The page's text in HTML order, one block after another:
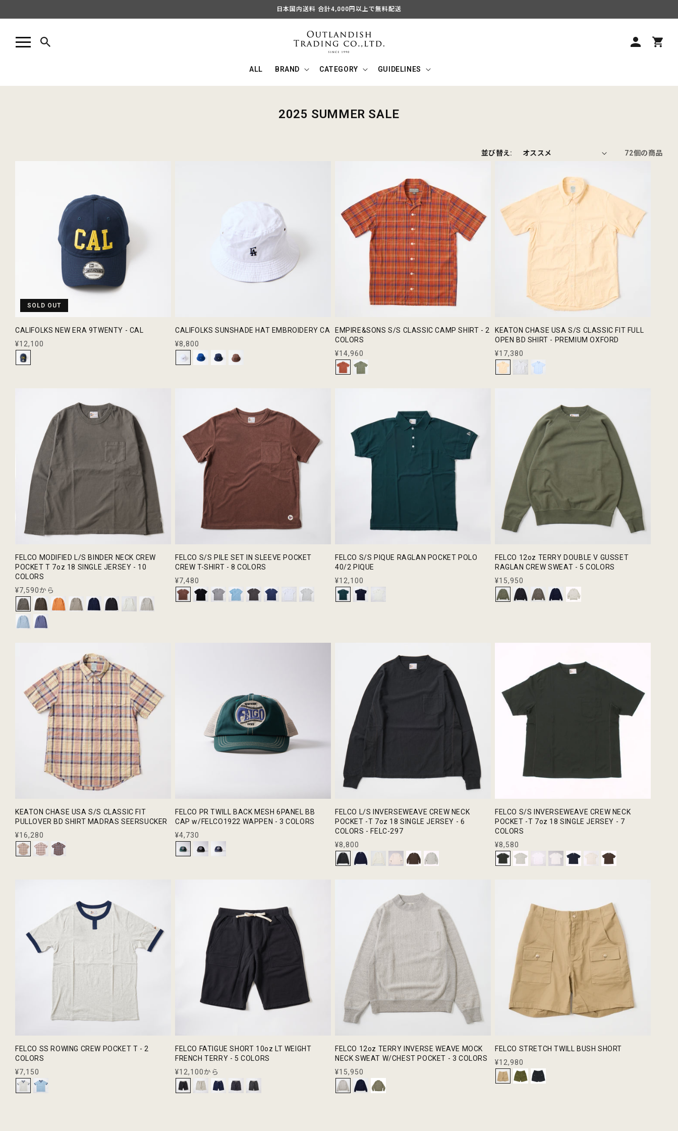
進む
日本国内送料 合計4,000円以上で無料配送
ALL BRAND CATEGORY GUIDELINES
イ
ー
コ
:
2025 SUMMER SALE
並び替え: 72個の商品
SOLD OUT
CALIFOLKS NEW ERA 9TWENTY - CAL
通
常
価
¥12,100
CALIFOLKS SUNSHADE HAT EMBROIDERY CA
通
価
¥8,800
EMPIRE&SONS S/S CLASSIC CAMP SHIRT - 2
COLORS
通
常
価
¥14,960
KEATON CHASE USA S/S CLASSIC FIT FULL
OPEN BD SHIRT - PREMIUM OXFORD
通
常
価
¥17,380
FELCO MODIFIED L/S BINDER NECK CREW
POCKET T 7oz 18 SINGLE JERSEY - 10
COLORS
通
常
価
格
¥7,590から
FELCO S/S PILE SET IN SLEEVE POCKET
CREW T-SHIRT - 8 COLORS
通
常
価
¥7,480
FELCO S/S PIQUE RAGLAN POCKET POLO
40/2 PIQUE
通
常
価
¥12,100
FELCO 12oz TERRY DOUBLE V GUSSET
RAGLAN CREW SWEAT - 5 COLORS
通
常
価
¥15,950
KEATON CHASE USA S/S CLASSIC FIT
PULLOVER BD SHIRT MADRAS SEERSUCKER
通
常
価
¥16,280
FELCO PR TWILL BACK MESH 6PANEL BB
CAP w/FELCO1922 WAPPEN - 3 COLORS
通
常
価
¥4,730
FELCO L/S INVERSEWEAVE CREW NECK
POCKET -T 7oz 18 SINGLE JERSEY - 6
COLORS - FELC-297
通
常
価
¥8,800
FELCO S/S INVERSEWEAVE CREW NECK
POCKET -T 7oz 18 SINGLE JERSEY - 7
COLORS
通
常
価
¥8,580
FELCO SS ROWING CREW POCKET T - 2
COLORS
通
常
価
¥7,150
FELCO FATIGUE SHORT 10oz LT WEIGHT
FRENCH TERRY - 5 COLORS
通
常
価
¥12,100から
FELCO 12oz TERRY INVERSE WEAVE MOCK
NECK SWEAT W/CHEST POCKET - 3 COLORS
通
常
価
¥15,950
FELCO STRETCH TWILL BUSH SHORT
通
常
価
¥12,980